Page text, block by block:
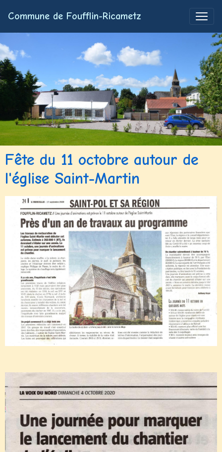
Commune de Foufflin-Ricametz
Fête du 11 octobre autour de
l'église Saint-Martin